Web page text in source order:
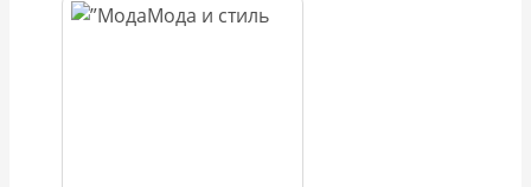
Мода и стиль